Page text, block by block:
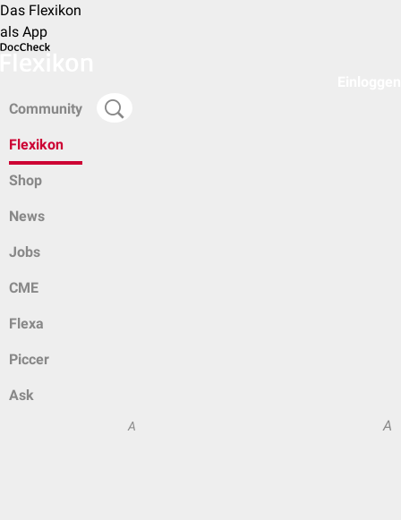
Das Flexikon
als App
Community
Flexikon
Shop
News
Jobs
CME
Flexa
Piccer
Ask
A A